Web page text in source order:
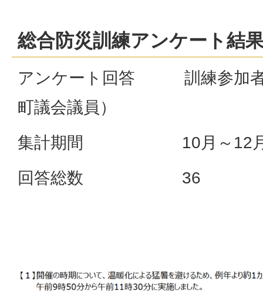
総合防災訓練アンケート結
アンケート回答 訓練参加者
町議会議員）
集計期間 10月～12
回答総数 36